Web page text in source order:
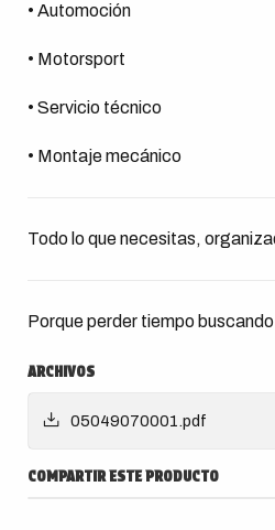
• Automoción
• Motorsport
• Servicio técnico
• Montaje mecánico
Todo lo que necesitas,
Porque perder tiempo
ARCHIVOS
05049070001.pdf
COMPARTIR ESTE PRODUCTO